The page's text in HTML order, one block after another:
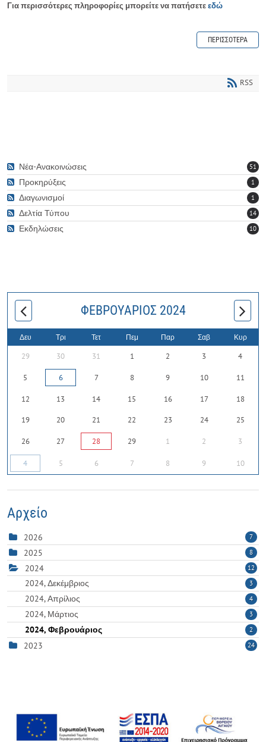
Για περισσότερες πληροφορίες μπορείτε να πατήσετεεδώ
ΠΕΡΙΣΣΌΤΕΡΑ
RSS
51
Νέα-Ανακοινώσεις
1
Προκηρύξεις
1
Διαγωνισμοί
14
Δελτία Τύπου
10
Εκδηλώσεις
ΦΕΒΡΟΥΆΡΙΟΣ 2024
Δευ Τρι Τετ Πεμ Παρ Σαβ Κυρ
29 30 31 1 2 3 4
5 6 7 8 9 10 11
12 13 14 15 16 17 18
19 20 21 22 23 24 25
26 27 28 29 1 2 3
4 5 6 7 8 9 10
Αρχείο
2026 7
2025 8
2024 12
2024, Δεκέμβριος 3
2024, Απρίλιος 4
2024, Μάρτιος 3
2024, Φεβρουάριος 2
2023 24